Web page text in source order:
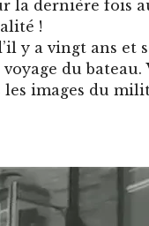
la dernière fois
!
y a vingt ans et
du
les images du